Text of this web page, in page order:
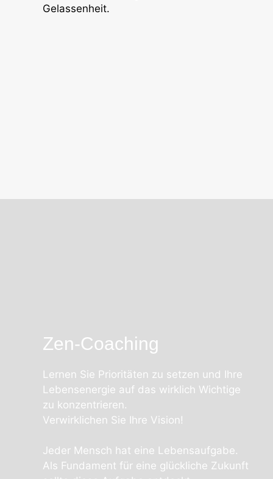
Gelassenheit.
Zen-Coaching
Lernen Sie Prioritäten zu setzen und Ihre
Lebensenergie auf das wirklich Wichtige
zu konzentrieren.
Verwirklichen Sie Ihre Vision!
Jeder Mensch hat eine Lebensaufgabe.
Als Fundament für eine glückliche Zukunft